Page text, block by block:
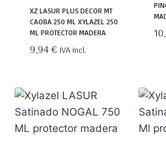
XZ LASUR PLUS DECOR MT
CAOBA 250 ML XYLAZEL 250
ML PROTECTOR MADERA
9,94€ IVA incl.